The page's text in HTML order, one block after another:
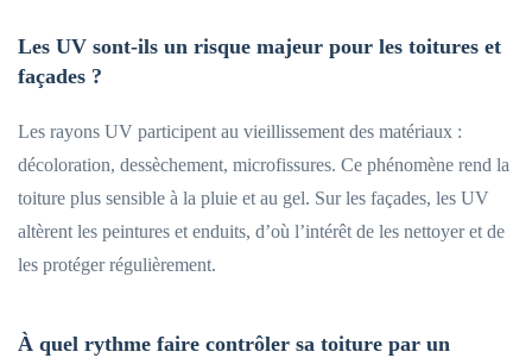
Les UV sont-ils un risque majeur pour les toitures et
façades ?
Les rayons UV participent au vieillissement des matériaux :
décoloration, dessèchement, microfissures. Ce phénomène rend la
toiture plus sensible à la pluie et au gel. Sur les façades, les UV
altèrent les peintures et enduits, d’où l’intérêt de les nettoyer et de
les protéger régulièrement.
À quel rythme faire contrôler sa toiture par un